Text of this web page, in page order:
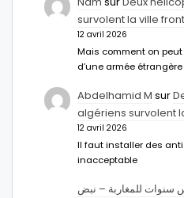
survolent la ville
12 avril 2026
Mais comment on
d’une armée
Abdelhamid M sur
algériens survolent
12 avril 2026
Il faut installer des
inacceptable
سنوات للمغاربة – نبض